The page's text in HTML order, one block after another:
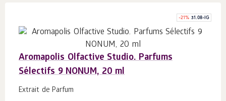
-21% 31.08-IG
Aromapolis Olfactive Studio. Parfums
Sélectifs 9 NONUM, 20 ml
Extrait de Parfum